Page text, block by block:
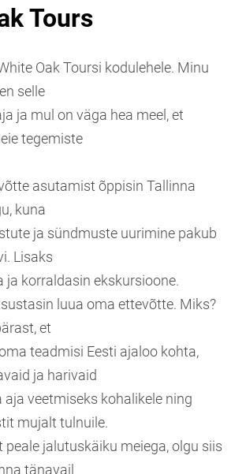
Tours
Oak Toursi kodulehele. Minu
selle
ja mul on väga hea meel, et
tegemiste
asutamist õppisin Tallinna
kuna
ja sündmuste uurimine pakub
Lisaks
ja korraldasin ekskursioone.
luua oma ettevõtte. Miks?
et
teadmisi Eesti ajaloo kohta,
ja harivaid
veetmiseks kohalikele ning
mujalt tulnuile.
peale jalutuskäiku meiega, olgu siis
tänavail